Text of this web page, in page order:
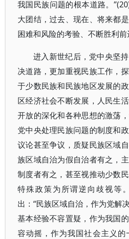
我国民族问题的根本道路。
大团结，过去、现在、将来都
困难和风险的考验、不断胜利
进入新世纪后，党中央坚
决道路，更加重视民族工作，
于少数民族和民族地区发展的
区经济社会不断发展，人民生
开放的深化和各种思想的激荡
党中央处理民族问题的制度和
议论甚至争议，质疑民族区域
族区域自治为假自治者有之，
制度者有之，甚至视推动少数
特殊政策为所谓逆向歧视等
出：“民族区域自治，作为党解
基本经验不容置疑，作为我国
容动摇，作为我国社会主义的